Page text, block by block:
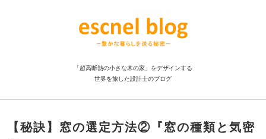
「超高断熱の小さな木の家」をデザインする
世界を旅した設計士のブログ
【秘訣】窓の選定方法②『窓の種類と気密